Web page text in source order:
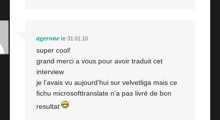
ageronele 31.01.10
super cool!
grand merci a vous pour avoir traduit cet
interview
je l’avais vu aujourd’hui sur velvetliga mais ce
fichu microsofttranslate n’a pas livré de bon
resultat